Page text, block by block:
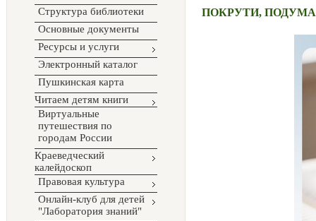
Структура библиотеки
Основные документы
Ресурсы и услуги
Электронный каталог
Пушкинская карта
Читаем детям книги
Виртуальные
путешествия по
городам России
Краеведческий
калейдоскоп
Правовая культура
Онлайн-клуб для детей
"Лаборатория знаний"
ПОКРУТИ,